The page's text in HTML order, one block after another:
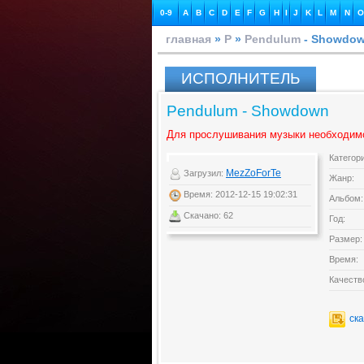
0-9 A B C D E F G H I J K L M N O
главная » P » Pendulum -
ИСПОЛНИТЕЛЬ
Pendulum - Showdown
Для прослушивания музыки
Загрузил: MezZoForTe
Время: 2012-12-15 19:02:31
Скачано: 62
Жанр:
Альбом:
Год:
Размер:
Время: